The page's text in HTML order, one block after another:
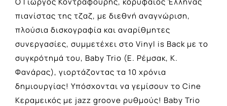
πιανίστας της τζαζ, με διεθνή αναγνώριση,
πλούσια δισκογραφία και αναρίθμητες
συνεργασίες, συμμετέχει στο Vinyl is Back με το
συγκρότημά του, Baby Trio (Ε. Ρέμσακ, Κ.
Φανάρας), γιορτάζοντας τα 10 χρόνια
δημιουργίας! Υπόσχονται να γεμίσουν το Cine
Κεραμεικός με jazz groove ρυθμούς! Baby Trio